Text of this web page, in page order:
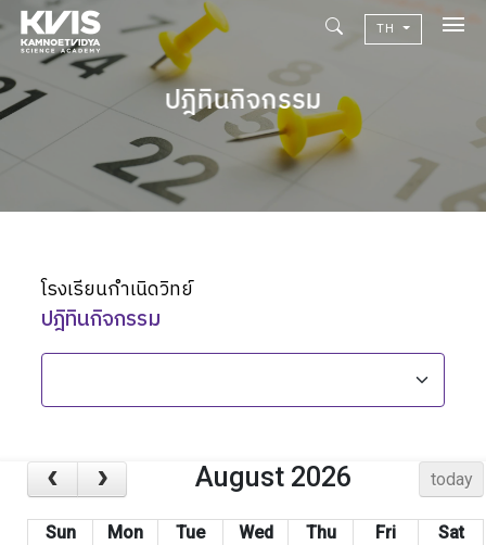
TH
เกี่ยวกับเรา
Academic
วิจัยผลสัมฤทธิ์ทางการเรียน
คอมมูนิตี้
ติดต่อเรา
alumni
ปฏิทินโรงเรียน
ปฎิทินกิจกรรม
โรงเรียนกำเนิดวิทย์
ปฎิทินกิจกรรม
today
August 2026
Sun Mon Tue Wed Thu Fri
Sat